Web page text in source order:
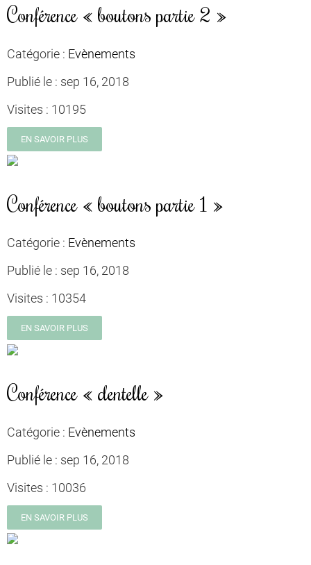
Conférence « boutons partie 2 »
Catégorie : Evènements
Publié le : sep 16, 2018
Visites : 10195
EN SAVOIR PLUS
Conférence « boutons partie 1 »
Catégorie : Evènements
Publié le : sep 16, 2018
Visites : 10354
EN SAVOIR PLUS
Conférence « dentelle »
Catégorie : Evènements
Publié le : sep 16, 2018
Visites : 10036
EN SAVOIR PLUS